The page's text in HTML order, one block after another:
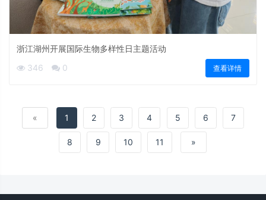
浙江湖州开展国际生物多样性日主题活动
346
0 查看详情
« 1 2 3 4 5 6 7
8 9 10 11 »